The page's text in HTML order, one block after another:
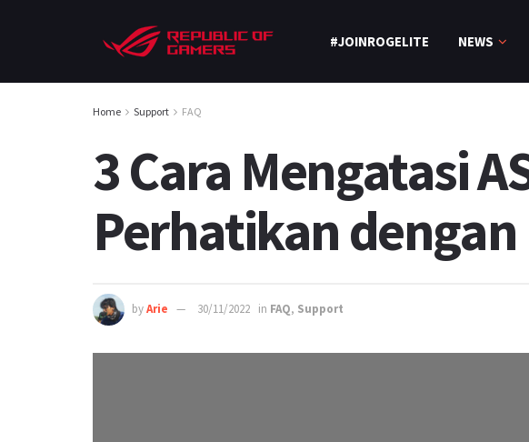
#JOINROGELITE NEWS
Home Support FAQ
3 Cara Mengatasi
Perhatikan
byArie 30/11/2022 in FAQ, Support